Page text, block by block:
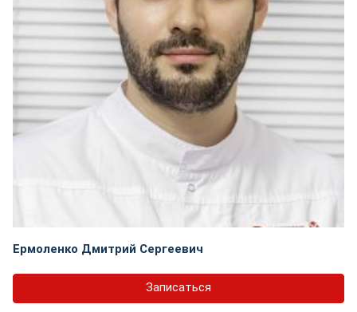
Ермоленко Дмитрий Сергеевич
Записаться